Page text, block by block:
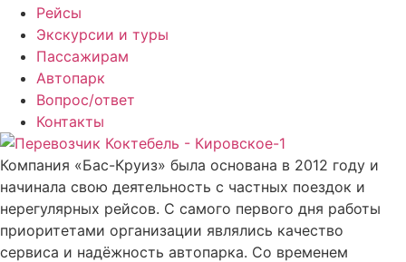
Рейсы
Экскурсии и туры
Пассажирам
Автопарк
Вопрос/ответ
Контакты
Компания «Бас-Круиз» была основана в 2012 году и
начинала свою деятельность с частных поездок и
нерегулярных рейсов. С самого первого дня работы
приоритетами организации являлись качество
сервиса и надёжность автопарка. Со временем